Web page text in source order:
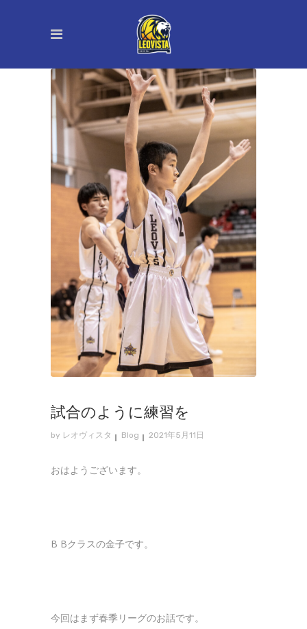
試合のように練習を
by レオヴィスタ Blog 2021年5月11日
おはようございます。
B Bクラスの金子です。
今回はまず春季リーグのお話です。